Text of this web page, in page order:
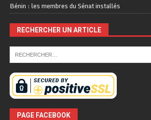
Bénin : les membres du Sénat installés
RECHERCHER UN ARTICLE
PAGE FACEBOOK